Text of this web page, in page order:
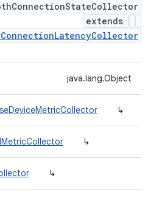
extends
java.lang.Object
↳
↳
↳